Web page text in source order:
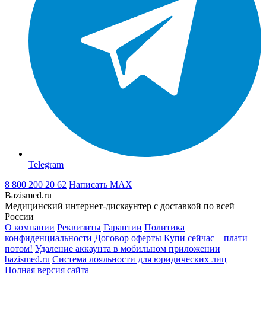
Telegram
8 800 200 20 62 Написать MAX
Bazismed.ru
Медицинский интернет-дискаунтер с доставкой по всей
России
О компании Реквизиты Гарантии Политика
конфиденциальности Договор оферты Купи сейчас – плати
потом! Удаление аккаунта в мобильном приложении
bazismed.ru Система лояльности для юридических лиц
Полная версия сайта